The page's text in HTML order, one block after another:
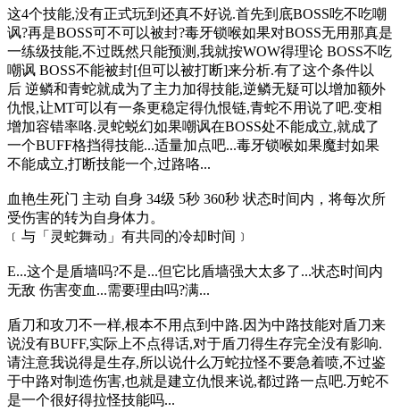
这4个技能,没有正式玩到还真不好说.首先到底BOSS吃不吃嘲
讽?再是BOSS可不可以被封?毒牙锁喉如果对BOSS无用那真是
一练级技能,不过既然只能预测,我就按WOW得理论 BOSS不吃
嘲讽 BOSS不能被封[但可以被打断]来分析.有了这个条件以
后 逆鳞和青蛇就成为了主力加得技能,逆鳞无疑可以增加额外
仇恨,让MT可以有一条更稳定得仇恨链,青蛇不用说了吧.变相
增加容错率咯.灵蛇蜕幻如果嘲讽在BOSS处不能成立,就成了
一个BUFF格挡得技能...适量加点吧...毒牙锁喉如果魔封如果
不能成立,打断技能一个,过路咯...
血艳生死门 主动 自身 34级 5秒 360秒 状态时间内，将每次所
受伤害的转为自身体力。
﹝与「灵蛇舞动」有共同的冷却时间﹞
E...这个是盾墙吗?不是...但它比盾墙强大太多了...状态时间内
无敌 伤害变血...需要理由吗?满...
盾刀和攻刀不一样,根本不用点到中路.因为中路技能对盾刀来
说没有BUFF,实际上不点得话,对于盾刀得生存完全没有影响.
请注意我说得是生存,所以说什么万蛇拉怪不要急着喷,不过鉴
于中路对制造伤害,也就是建立仇恨来说,都过路一点吧.万蛇不
是一个很好得拉怪技能吗...